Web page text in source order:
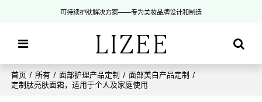
可持续护肤解决方案——专为美妆品牌设计和制造
首页 / 所有 / 面部护理产品定制 / 面部美白产品定制 /
定制肽亮肤面霜，适用于个人及家庭使用